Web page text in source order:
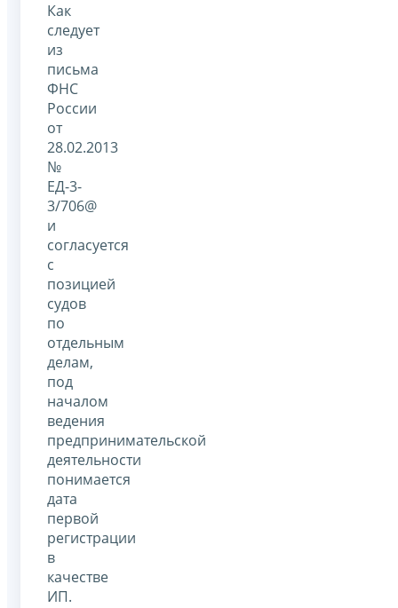
Как
следует
из
письма
ФНС
России
от
28.02.2013
№
ЕД-3-
3/706@
и
согласуется
с
позицией
судов
по
отдельным
делам,
под
началом
ведения
предпринимательской
деятельности
понимается
дата
первой
регистрации
в
качестве
ИП.